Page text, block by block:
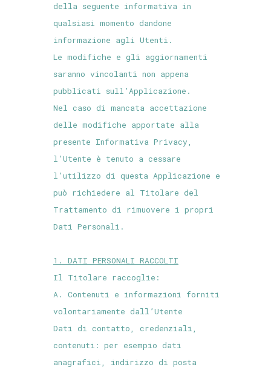
della seguente informativa in
qualsiasi momento dandone
informazione agli Utenti.
Le modifiche e gli aggiornamenti
saranno vincolanti non appena
pubblicati sull’Applicazione.
Nel caso di mancata accettazione
delle modifiche apportate alla
presente Informativa Privacy,
l’Utente è tenuto a cessare
l’utilizzo di questa Applicazione e
può richiedere al Titolare del
Trattamento di rimuovere i propri
Dati Personali.
1. DATI PERSONALI RACCOLTI
Il Titolare raccoglie:
A. Contenuti e informazioni forniti
volontariamente dall’Utente
Dati di contatto, credenziali,
contenuti: per esempio dati
anagrafici, indirizzo di posta